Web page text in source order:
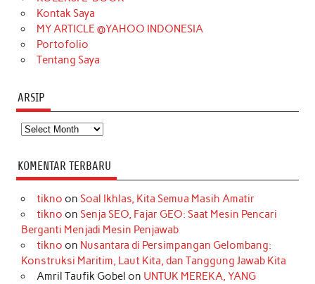
m
Kontak Saya
MY ARTICLE @YAHOO INDONESIA
Portofolio
Tentang Saya
ARSIP
Arsip
KOMENTAR TERBARU
tikno on Soal Ikhlas, Kita Semua Masih Amatir
tikno on Senja SEO, Fajar GEO: Saat Mesin Pencari
Berganti Menjadi Mesin Penjawab
tikno on Nusantara di Persimpangan Gelombang:
Konstruksi Maritim, Laut Kita, dan Tanggung Jawab Kita
Amril Taufik Gobel on UNTUK MEREKA, YANG